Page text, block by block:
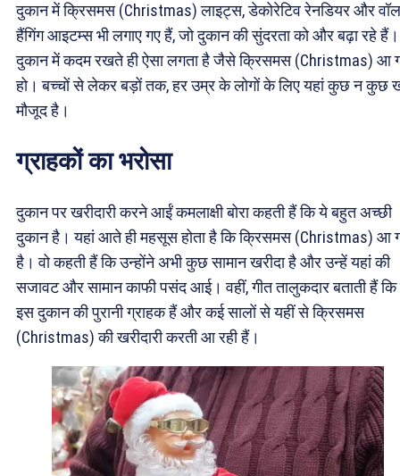
दुकान में क्रिसमस (Christmas) लाइट्स, डेकोरेटिव रेनडियर और वॉल
हैंगिंग आइटम्स भी लगाए गए हैं, जो दुकान की सुंदरता को और बढ़ा रहे हैं।
दुकान में कदम रखते ही ऐसा लगता है जैसे क्रिसमस (Christmas) आ
हो। बच्चों से लेकर बड़ों तक, हर उम्र के लोगों के लिए यहां कुछ न कुछ
मौजूद है।
ग्राहकों का भरोसा
दुकान पर खरीदारी करने आईं कमलाक्षी बोरा कहती हैं कि ये बहुत अच्छी
दुकान है। यहां आते ही महसूस होता है कि क्रिसमस (Christmas) आ
है। वो कहती हैं कि उन्होंने अभी कुछ सामान खरीदा है और उन्हें यहां की
सजावट और सामान काफी पसंद आई। वहीं, गीत तालुकदार बताती हैं कि
इस दुकान की पुरानी ग्राहक हैं और कई सालों से यहीं से क्रिसमस
(Christmas) की खरीदारी करती आ रही हैं।